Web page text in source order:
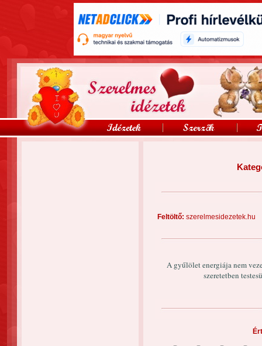
Feltöltő:
A gyűlölet energiája nem
szeretetben